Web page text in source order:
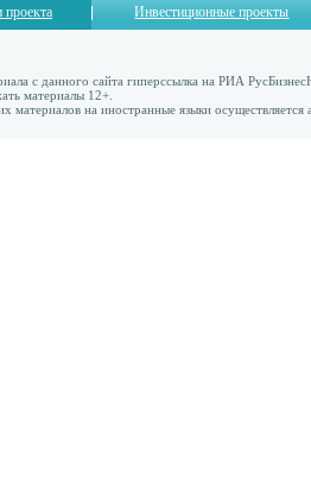
проекта Инвестиционные проекты
с данного сайта гиперссылка на РИА
материалы 12+.
материалов на иностранные языки осуществляется